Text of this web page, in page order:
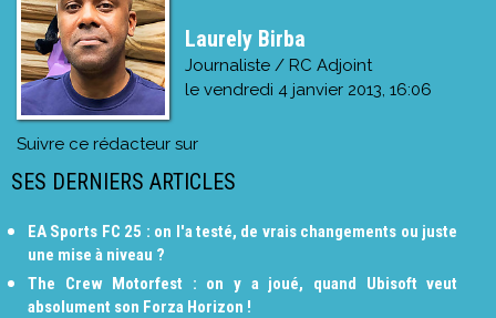
Laurely Birba
Journaliste / RC Adjoint
le vendredi 4 janvier 2013, 16:06
Suivre ce rédacteur sur
SES DERNIERS ARTICLES
EA Sports FC 25 : on l'a testé, de vrais changements ou juste
une mise à niveau ?
The Crew Motorfest : on y a joué, quand Ubisoft veut
absolument son Forza Horizon !